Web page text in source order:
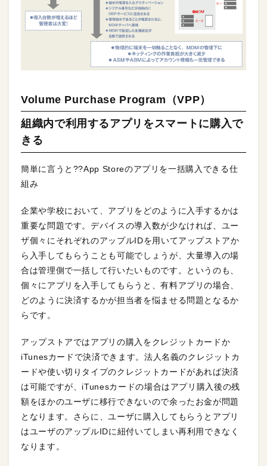
Volume Purchase Program（VPP）
組織内で利用するアプリをスマートに購入で
きる
簡単に言うと??App Storeのアプリを一括購入できる仕
組み
企業や学校において、アプリをどのように入手するかは
重要な問題です。デバイスの導入数が少なければ、ユー
ザ個々にそれぞれのアップルIDを用いてアップストアか
ら入手してもらうことも可能でしょうが、大量導入の場
合は管理側で一括して行いたいものです。というのも、
個々にアプリを入手してもらうと、有料アプリの場合、
どのように決済するかが担当者を悩ませる問題となるか
らです。
アップストアではアプリの購入をクレジットカードか
iTunesカードで決済できます。法人名義のクレジットカ
ードや使い切りタイプのクレジットカードがあれば決済
は可能ですが、iTunesカードの場合はアプリ購入後の残
額をほかのユーザに移行できないので余ったお金が問題
となります。さらに、ユーザに購入してもらうとアプリ
はユーザのアップルIDに紐付いてしまい再利用できなく
なります。